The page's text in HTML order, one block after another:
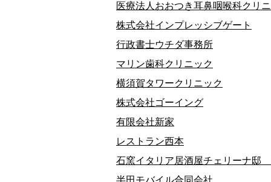
医療法人おおつき耳鼻咽喉科クリ
株式会社インプレッシブゲート
行政書士ウチダ事務所
マリン歯科クリニック
横須賀タワークリニック
株式会社ゴーイング
有限会社新家
レストラン西本
石窯イタリア居酒屋チェリーナ邸
半田モバイル合同会社